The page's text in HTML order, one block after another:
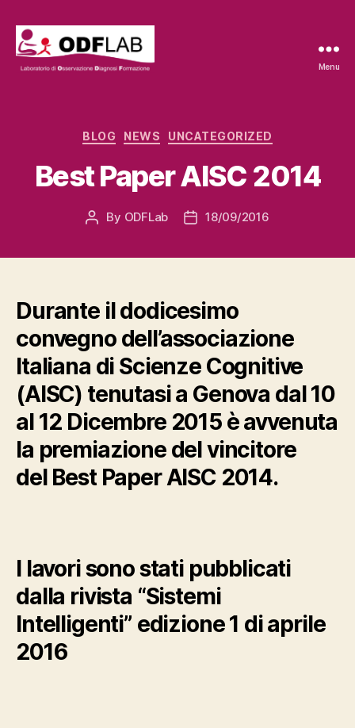
Menu
Categories
BLOG NEWS UNCATEGORIZED
Best Paper AISC 2014
Post
By ODFLab
Post18/09/2016
Durante il dodicesimo
convegno dell’associazione
Italiana di Scienze Cognitive
(AISC) tenutasi a Genova dal 10
al 12 Dicembre 2015 è avvenuta
la premiazione del vincitore
del Best Paper AISC 2014.
I lavori sono stati pubblicati
dalla rivista “Sistemi
Intelligenti” edizione 1 di aprile
2016